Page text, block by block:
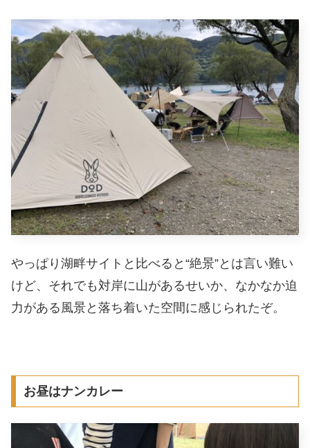
やっぱり湖畔サイトと比べると“絶景”とは言い難い
けど、それでも対岸に山があるせいか、なかなか迫
力がある風景と落ち着いた空間に感じられたぞ。
お昼はナンカレー